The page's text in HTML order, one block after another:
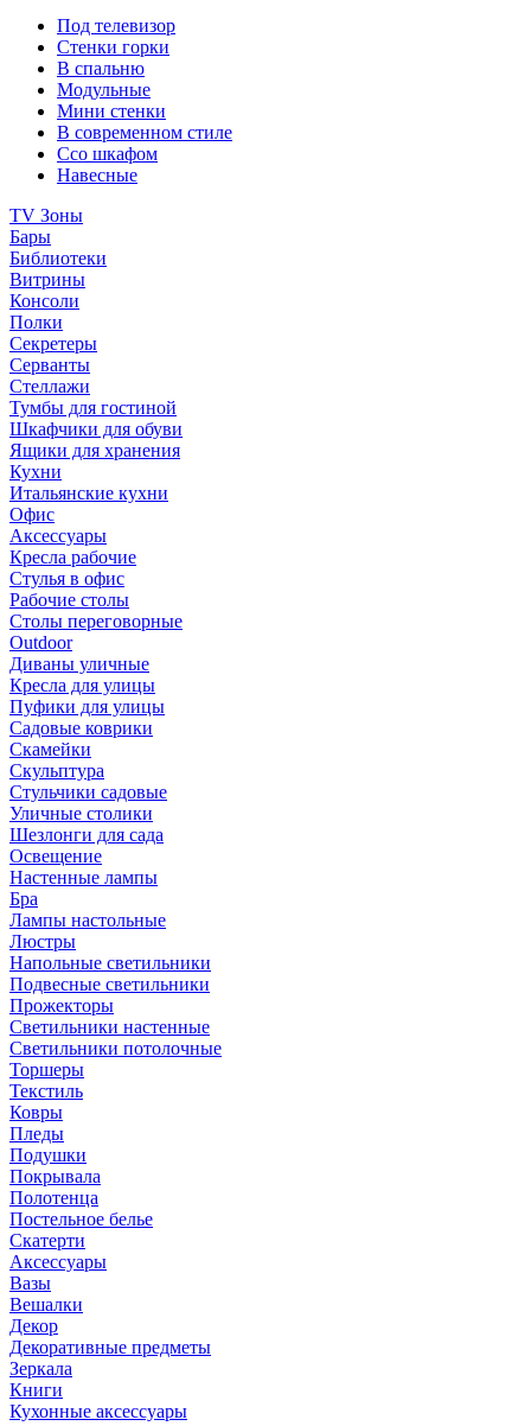
Под телевизор
Стенки горки
В спальню
Модульные
Мини стенки
В современном стиле
Ссо шкафом
Навесные
TV Зоны
Бары
Библиотеки
Витрины
Консоли
Полки
Секретеры
Серванты
Стеллажи
Тумбы для гостиной
Шкафчики для обуви
Ящики для хранения
Кухни
Итальянские кухни
Офис
Аксессуары
Кресла рабочие
Стулья в офис
Рабочие столы
Столы переговорные
Outdoor
Диваны уличные
Кресла для улицы
Пуфики для улицы
Садовые коврики
Скамейки
Скульптура
Стульчики садовые
Уличные столики
Шезлонги для сада
Освещение
Hастенные лампы
Бра
Лампы настольные
Люстры
Напольные светильники
Подвесные светильники
Прожекторы
Светильники настенные
Светильники потолочные
Торшеры
Текстиль
Ковры
Пледы
Подушки
Покрывала
Полотенца
Постельное белье
Скатерти
Аксессуары
Вазы
Вешалки
Декор
Декоративные предметы
Зеркала
Книги
Кухонные аксессуары